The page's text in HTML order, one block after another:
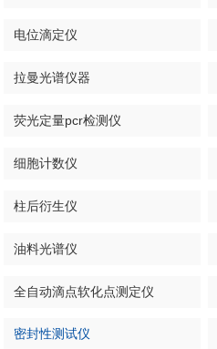
电位滴定仪
拉曼光谱仪器
荧光定量pcr检测仪
细胞计数仪
柱后衍生仪
油料光谱仪
全自动滴点软化点测定仪
密封性测试仪